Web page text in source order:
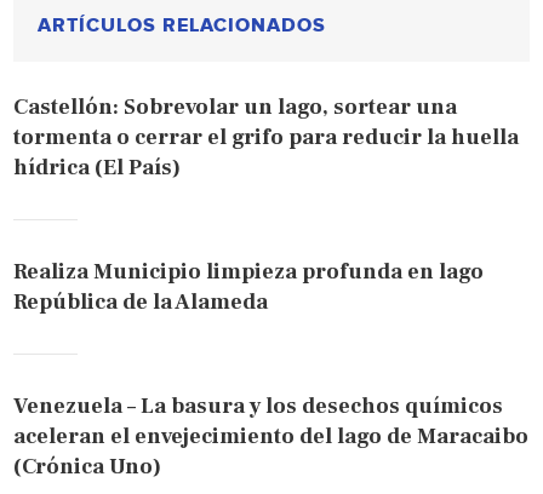
ARTÍCULOS RELACIONADOS
Castellón: Sobrevolar un lago, sortear una
tormenta o cerrar el grifo para reducir la huella
hídrica (El País)
Realiza Municipio limpieza profunda en lago
República de la Alameda
Venezuela – La basura y los desechos químicos
aceleran el envejecimiento del lago de Maracaibo
(Crónica Uno)